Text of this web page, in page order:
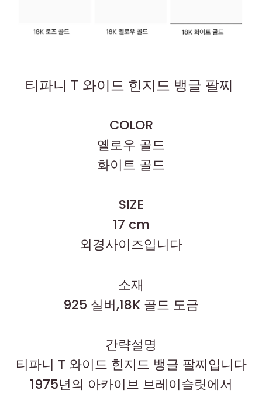
티파니 T 와이드 힌지드 뱅글 팔찌
COLOR
옐로우 골드
화이트 골드
SIZE
17 cm
외경사이즈입니다
소재
925 실버,18K 골드 도금
간략설명
티파니 T 와이드 힌지드 뱅글 팔찌입니다
1975년의 아카이브 브레이슬릿에서